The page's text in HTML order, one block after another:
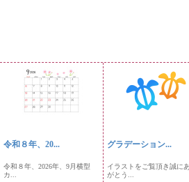
令和８年、20...
令和８年、2026年、9月横型
カ...
グラデーション...
イラストをご覧頂き誠に
がとう...